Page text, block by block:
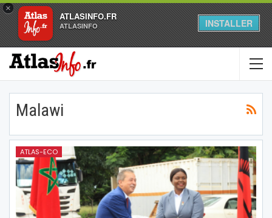
×
ATLASINFO.FR
ATLASINFO INSTALLER
Malawi
ATLAS-ECO